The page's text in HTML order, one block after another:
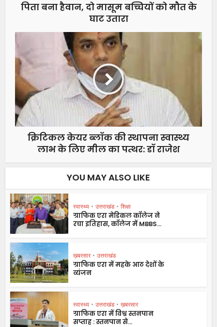
पिता बना हैवान, दो मासूम बच्चियों को मौत के
घाट उतारा
क्रिटिकल केयर ब्लॉक की स्थापना स्वास्थ्य
लाभ के लिए मील का पत्थर: डॉ राजेश
YOU MAY ALSO LIKE
स्वास्थ्य • उत्तराखंड • शिक्षा
ग्राफिक एरा मेडिकल कॉलेज ने
रचा इतिहास, कॉलेज में MBBS...
ख़बरसार • उत्तराखंड
ग्राफिक एरा में महके आठ देशों के
व्यंजन
स्वास्थ्य • उत्तराखंड • ख़बरसार
ग्राफिक एरा में विश्व स्तनपान
सप्ताह : स्तनपान से...